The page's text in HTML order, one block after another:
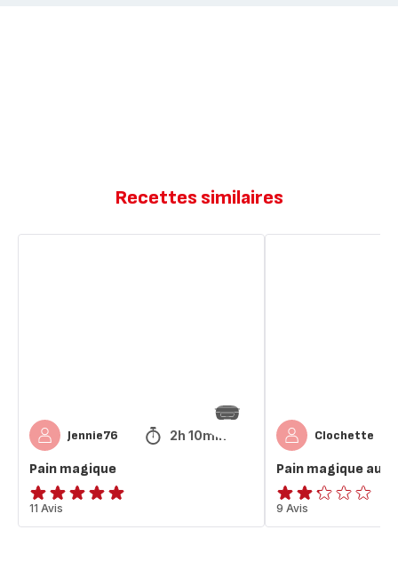
Recettes similaires
Jennie76 2h 10min
Pain magique
Avis
5
11 Avis
Clochette
Pain magique au
ratings.2.2
9 Avis